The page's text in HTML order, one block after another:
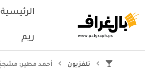
الرئيسية
ريم
تلفزيون أحمد مطير: مشجعٌ